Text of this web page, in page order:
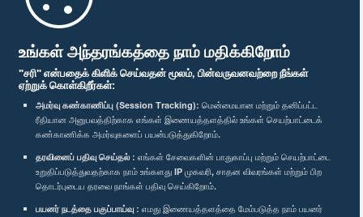
உங்கள் அந்தரங்கத்தை நாம் மதிக்கிறோம்
"சரி" என்பதைக் கிளிக் செய்வதன் மூலம், பின்வருவனவற்றை நீங்கள்
ஏற்றுக் கொள்கிறீர்கள்:
அமர்வு கண்காணிப்பு (Session Tracking): மென்மையான மற்றும் தனிப்பட்ட
ரீதியான அனுபவத்திற்காக எங்கள் இணையத்தளத்தில் உங்கள் செயற்பாட்டைக்
கண்காணிக்க அமர்வுகளைப் பயன்படுத்துகிறோம்.
தரவினைப் பதிவு செய்தல் : எங்கள் சேவைகளின் பாதுகாப்பு மற்றும் செயற்பாட்டை
உறுதிப்படுத்துவதற்காக நாம் உங்களது IP முகவரி, சாதன விவரங்கள் மற்றும் பிற
தொடர்புடைய தரவை நாங்கள் பதிவு செய்கிறோம்.
பயனர் நடத்தை பகுப்பாய்வு : எமது இணையத்தளத்தை மேம்படுத்த நாம் பயனர்
பாராளுமன்ற கையடக்க செயலி
எம்மை பின்தொடர்க :
விருதுகள்